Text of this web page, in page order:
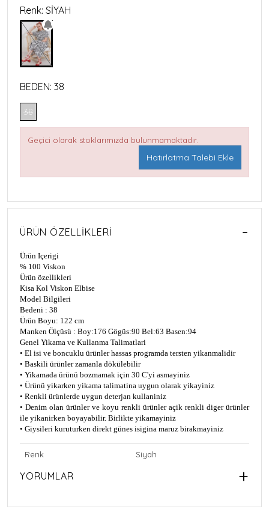
Renk: SİYAH
BEDEN: 38
38
Geçici olarak stoklarımızda bulunmamaktadır.
Hatırlatma Talebi Ekle
ÜRÜN ÖZELLIKLERI
Ürün Içerigi
% 100 Viskon
Ürün özellikleri
Kisa Kol Viskon Elbise
Model Bilgileri
Bedeni : 38
Ürün Boyu: 122 cm
Manken Ölçüsü : Boy:176 Gögüs:90 Bel:63 Basen:94
Genel Yikama ve Kullanma Talimatlari
• El isi ve boncuklu ürünler hassas programda tersten yikanmalidir
• Baskili ürünler zamanla dökülebilir
• Yikamada ürünü bozmamak için 30 C'yi asmayiniz
• Ürünü yikarken yikama talimatina uygun olarak yikayiniz
• Renkli ürünlerde uygun deterjan kullaniniz
• Denim olan ürünler ve koyu renkli ürünler açik renkli diger ürünler
ile yikanirken boyayabilir. Birlikte yikamayiniz
• Giysileri kuruturken direkt günes isigina maruz birakmayiniz
Renk Siyah
YORUMLAR